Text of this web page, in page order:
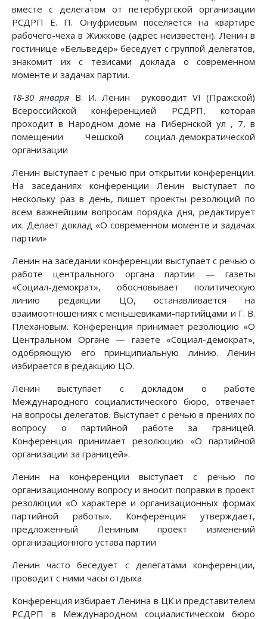
вместе с делегатом от петербургской организации
РСДРП Е. П. Онуфриевым поселяется на квартире
рабочего-чеха в Жижкове (адрес неизвестен). Ленин в
гостинице «Бельведер» беседует с группой делегатов,
знакомит их с тезисами доклада о современном
моменте и задачах партии.
18-30 января В. И. Ленин руководит VI (Пражской)
Всероссийской конференцией РСДРП, которая
проходит в Народном доме на Гибернской ул , 7, в
помещении Чешской социал-демократической
организации
Ленин выступает с речью при открытии конференции.
На заседаниях конференции Ленин выступает по
нескольку раз в день, пишет проекты резолюций по
всем важнейшим вопросам порядка дня, редактирует
их. Делает доклад «О современном моменте и задачах
партии»
Ленин на заседании конференции выступает с речью о
работе центрального органа партии — газеты
«Социал-демократ», обосновывает политическую
линию редакции ЦО, останавливается на
взаимоотношениях с меньшевиками-партийцами и Г. В.
Плехановым. Конференция принимает резолюцию «О
Центральном Органе — газете «Социал-демократ»,
одобряющую его принципиальную линию. Ленин
избирается в редакцию ЦО.
Ленин выступает с докладом о работе
Международного социалистического бюро, отвечает
на вопросы делегатов. Выступает с речью в прениях по
вопросу о партийной работе за границей.
Конференция принимает резолюцию «О партийной
организации за границей».
Ленин на конференции выступает с речью по
организационному вопросу и вносит поправки в проект
резолюции «О характере и организационных формах
партийной работы». Конференция утверждает,
предложенный Лениным проект изменений
организационного устава партии
Ленин часто беседует с делегатами конференции,
проводит с ними часы отдыха
Конференция избирает Ленина в ЦК и представителем
РСДРП в Международном социалистическом бюро